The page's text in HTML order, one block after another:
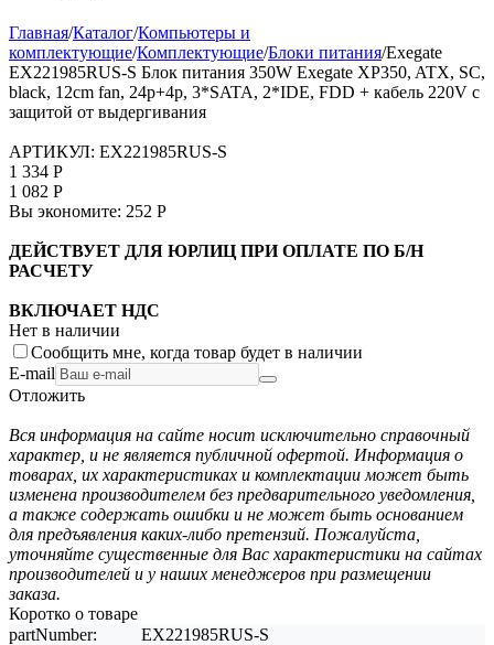
Главная/Каталог/Компьютеры и
комплектующие/Комплектующие/Блоки питания/Exegate
EX221985RUS-S Блок питания 350W Exegate XP350, ATX, SC,
black, 12cm fan, 24p+4p, 3*SATA, 2*IDE, FDD + кабель 220V с
защитой от выдергивания
АРТИКУЛ: EX221985RUS-S
1 334 Р
1 082 Р
Вы экономите: 252 Р
ДЕЙСТВУЕТ ДЛЯ ЮРЛИЦ ПРИ ОПЛАТЕ ПО Б/Н
РАСЧЕТУ
ВКЛЮЧАЕТ НДС
Нет в наличии
Сообщить мне, когда товар будет в наличии
E-mail
Отложить
Вся информация на сайте носит исключительно справочный
характер, и не является публичной офертой. Информация о
товарах, их характеристиках и комплектации может быть
изменена производителем без предварительного уведомления,
а также содержать ошибки и не может быть основанием
для предъявления каких-либо претензий. Пожалуйста,
уточняйте существенные для Вас характеристики на сайтах
производителей и у наших менеджеров при размещении
заказа.
Коротко о товаре
partNumber:
EX221985RUS-S